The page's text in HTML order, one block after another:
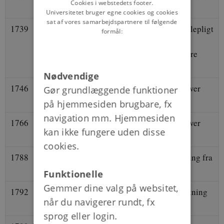
ved Københavns Universitet
1739
Skolelov, der indfører regulær skolepligt
undervisningspligt for børn af mere
1746
Christian 6. dør og Frederik 5. bliver
konge
1766
Frederik 5. dør og Christian 7. bliver
konge
1788
Stavnsbåndet ophæves med virkning fra
år 1800
1792
Forbud mod slavehandel med virkning
fra 1. januar 1803
Cookies i webstedets footer.
Universitetet bruger egne cookies og cookies
sat af vores samarbejdspartnere til følgende
formål:
Nødvendige
Gør grundlæggende funktioner
på hjemmesiden brugbare, fx
navigation mm. Hjemmesiden
kan ikke fungere uden disse
cookies.
Funktionelle
Gemmer dine valg på websitet,
når du navigerer rundt, fx
sprog eller login.